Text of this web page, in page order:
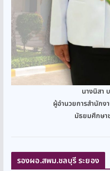
นางนิสา
ผู้อำนวยการสำนัก
มัธยมศึกษา
รองผอ.สพม.ชลบุรี ระยอง